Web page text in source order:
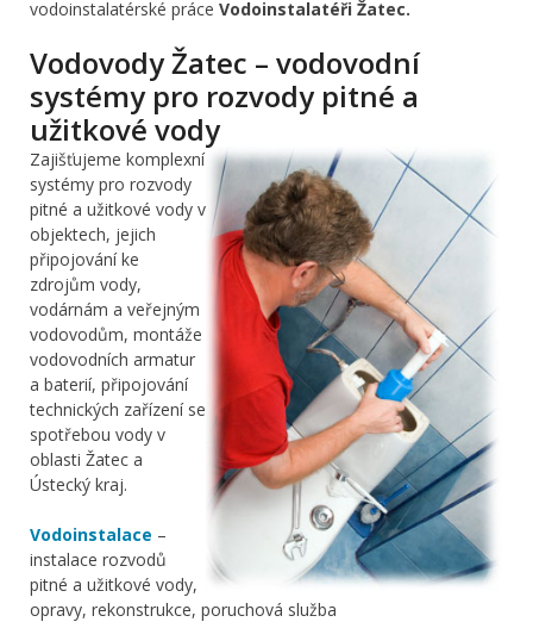
vodoinstalatérské práce Vodoinstalatéři Žatec.
Vodovody Žatec – vodovodní
systémy pro rozvody pitné a
užitkové vody
Zajišťujeme komplexní
systémy pro rozvody
pitné a užitkové vody v
objektech, jejich
připojování ke
zdrojům vody,
vodárnám a veřejným
vodovodům, montáže
vodovodních armatur
a baterií, připojování
technických zařízení se
spotřebou vody v
oblasti Žatec a
Ústecký kraj.
Vodoinstalace –
instalace rozvodů
pitné a užitkové vody,
opravy, rekonstrukce, poruchová služba